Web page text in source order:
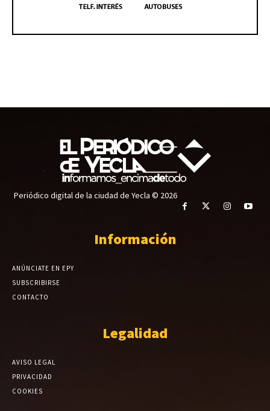
Periódico digital de la ciudad de Yecla © 2026
Información
ANÚNCIATE EN EPY
SUBSCRIBIRSE
CONTACTO
Legalidad
AVISO LEGAL
PRIVACIDAD
COOKIES